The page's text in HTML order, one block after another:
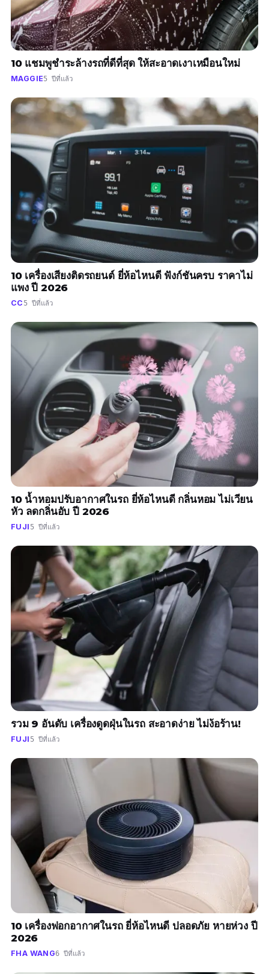
10 แชมพูชำระล้างรถที่ดีที่สุด ให้สะอาดเงาเหมือนใหม่
MAGGIE5 ปีที่แล้ว
10 เครื่องเสียงติดรถยนต์ ยี่ห้อไหนดี ฟังก์ชันครบ ราคาไม่
แพง ปี 2026
CC 5 ปีที่แล้ว
10 น้ำหอมปรับอากาศในรถ ยี่ห้อไหนดี กลิ่นหอม ไม่เวียน
หัว ลดกลิ่นอับ ปี 2026
FUJI 5 ปีที่แล้ว
รวม 9 อันดับ เครื่องดูดฝุ่นในรถ สะอาดง่าย ไม่ง้อร้าน!
FUJI 5 ปีที่แล้ว
10 เครื่องฟอกอากาศในรถ ยี่ห้อไหนดี ปลอดภัย หายห่วง ปี
2026
FHA WANG6 ปีที่แล้ว